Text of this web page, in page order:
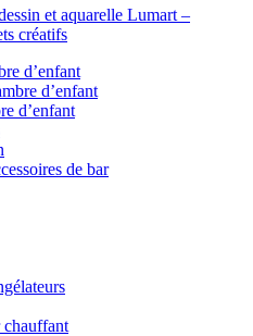
et aquarelle Lumart –
créatifs
d’enfant
d’enfant
d’enfant
de bar